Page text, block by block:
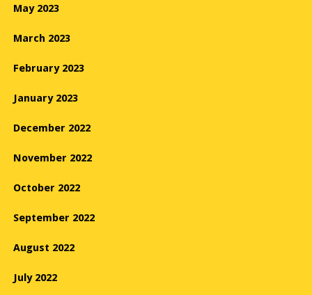
May 2023
March 2023
February 2023
January 2023
December 2022
November 2022
October 2022
September 2022
August 2022
July 2022